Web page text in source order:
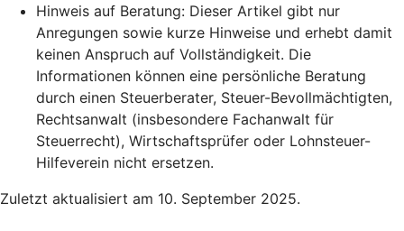
Hinweis auf Beratung: Dieser Artikel gibt nur
Anregungen sowie kurze Hinweise und erhebt damit
keinen Anspruch auf Vollständigkeit. Die
Informationen können eine persönliche Beratung
durch einen Steuerberater, Steuer-Bevollmächtigten,
Rechtsanwalt (insbesondere Fachanwalt für
Steuerrecht), Wirtschaftsprüfer oder Lohnsteuer-
Hilfeverein nicht ersetzen.
Zuletzt aktualisiert am 10. September 2025.